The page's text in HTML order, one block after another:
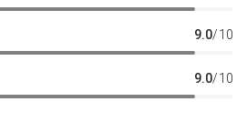
9.0/10
9.0/10